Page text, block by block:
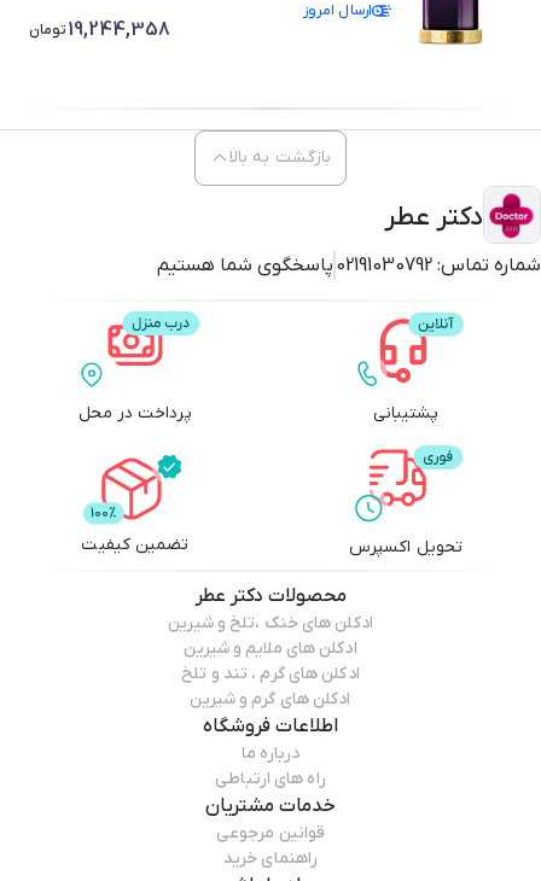
ارسال امروز
19,244,358تومان
دکتر عطر
شماره تماس: 02191030792 پاسخگوی شما هستیم
بازگشت به بالا
پشتیبانی پرداخت در محل
تحویل اکسپرس تضمین کیفیت
محصولات دکتر عطر
ادکلن های خنک ،تلخ و شیرین
ادکلن های ملایم و شیرین
ادکلن های گرم ، تند و تلخ
ادکلن های گرم و شیرین
اطلاعات فروشگاه
درباره ما
راه های ارتباطی
خدمات مشتریان
قوانین مرجوعی
راهنمای خرید